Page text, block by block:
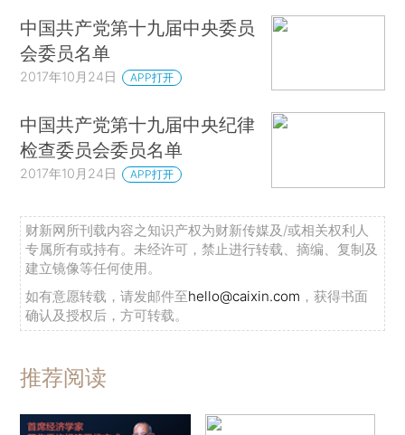
中国共产党第十九届中央委员
会委员名单
2017年10月24日 APP打开
中国共产党第十九届中央纪律
检查委员会委员名单
2017年10月24日 APP打开
财新网所刊载内容之知识产权为财新传媒及/或相关权利人
专属所有或持有。未经许可，禁止进行转载、摘编、复制及
建立镜像等任何使用。
如有意愿转载，请发邮件至hello@caixin.com ，获得书面
确认及授权后，方可转载。
推荐阅读